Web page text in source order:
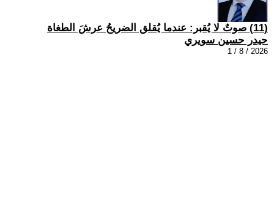
(11) صوتٌ لا يُقبر: عندما يُقلق الضريحُ عرشَ الطغاة
حيدر حسين سويري
2026 / 8 / 1